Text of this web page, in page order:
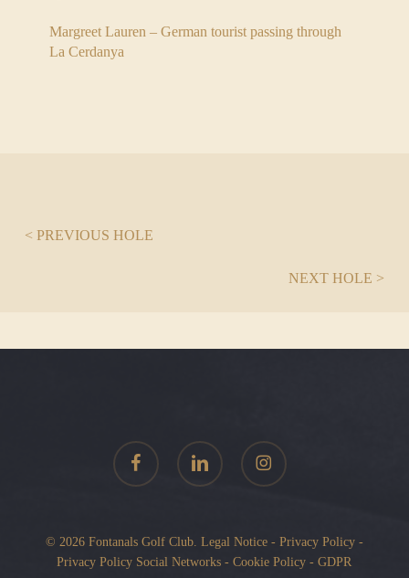
Margreet Lauren – German tourist passing through
La Cerdanya
< PREVIOUS HOLE
NEXT HOLE >
facebook linkedin instagram
© 2026 Fontanals Golf Club. Legal Notice- Privacy Policy-
Privacy Policy Social Networks -Cookie Policy -GDPR